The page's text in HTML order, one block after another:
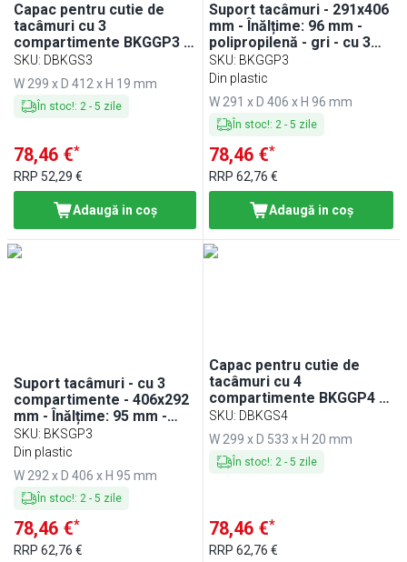
Capac pentru cutie de
tacâmuri cu 3
compartimente BKGGP3 &
BKSGP3
SKU: DBKGS3
W 299 x D 412 x H 19 mm
În stoc!: 2- 5 zile
78,46 €*
RRP 52,29 €
Adaugă in coş
Suport tacâmuri - 291x406
mm - Înălțime: 96 mm -
polipropilenă - gri - cu 3
compartimente
SKU: BKGGP3
Din plastic
W 291 x D 406 x H 96 mm
În stoc!: 2 -5 zile
78,46 €*
RRP62,76 €
Adaugă in coş
Suport tacâmuri - cu 3
compartimente - 406x292
mm - Înălțime: 95 mm -
polipropilenă - negru
SKU: BKSGP3
Din plastic
W 292 x D 406 x H 95 mm
În stoc!: 2 - 5 zile
78,46 €*
RRP 62,76 €
Capac pentru cutie de
tacâmuri cu 4
compartimente BKGGP4 &
BKSGP4
SKU: DBKGS4
W 299 x D 533 x H 20 mm
În stoc!: 2 -5 zile
78,46 €*
RRP62,76 €